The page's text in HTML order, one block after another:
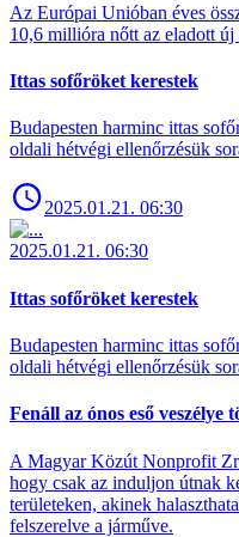
Az Európai Unióban éves
10,6 millióra nőtt az eladott új
Ittas sofőröket kerestek
Budapesten harminc ittas
oldali hétvégi ellenőrzésük
2025.01.21. 06:30
2025.01.21. 06:30
Ittas sofőröket kerestek
Budapesten harminc ittas
oldali hétvégi ellenőrzésük
Fenáll az ónos eső veszélye
A Magyar Közút Nonprofit
hogy csak az induljon útnak
területeken, akinek
felszerelve a járműve.